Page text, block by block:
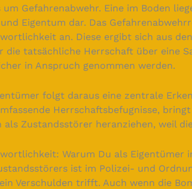
um Gefahrenabwehr. Eine im Boden
Eigentum dar. Das
an. Diese ergibt sich aus
die tatsächliche Herrschaft über eine
in Anspruch genommen werden.
folgt daraus eine zentrale
Herrschaftsbefugnisse,
als Zustandsstörer heranziehen, weil
Warum Du als Eigentümer
ist im Polizei- und
Verschulden trifft. Auch wenn die